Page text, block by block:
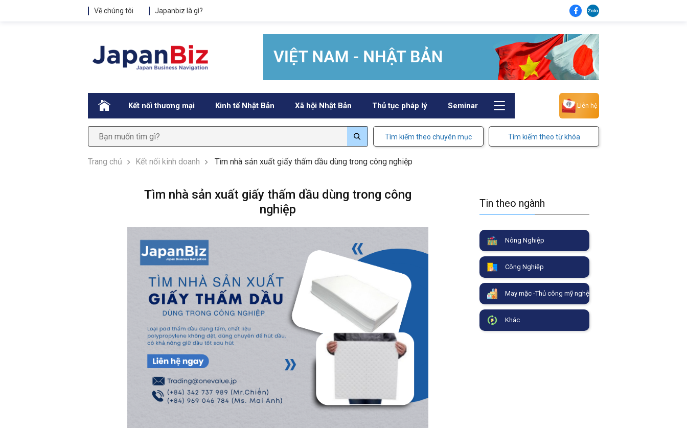
Về chúng tôi Japanbiz là gì?
. Kết nối thương mại Kinh tế Nhật Bản Xã hội Nhật Bản Thủ tục pháp lý Seminar Liên hệ
Tìm kiếm theo chuyên mục Tìm kiếm theo từ khóa
Trang chủ Kết nối kinh doanh Tìm nhà sản xuất giấy thấm dầu dùng trong công nghiệp
Tìm nhà sản xuất giấy thấm dầu dùng trong công
nghiệp
Tin theo ngành
Nông Nghiệp
Công Nghiệp
May mặc -Thủ công mỹ nghệ
Khác